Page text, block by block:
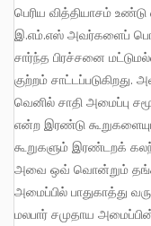
பெரிய வித்தியாசம்
இ.எம்.எஸ் அவர்களைப்
சார்ந்த பிரச்சனை
குற்றம்
வெனில் சாதி அமைப்பு
என்ற இரண்டு
கூறுகளும் இரண்டறக்
அவை ஒவ் வொன்றும்
அமைப்பில் பாதுகாத்து
மலபார் சமுதாய